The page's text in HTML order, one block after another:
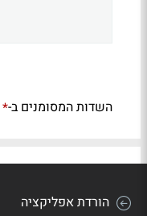
השדות המסומנים ב-*
הורדת אפליקציה